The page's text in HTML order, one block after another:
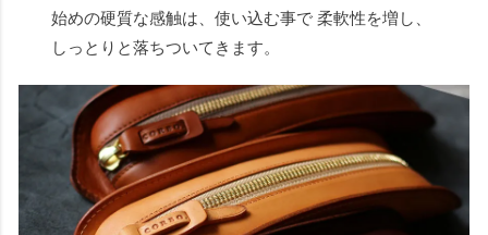
始めの硬質な感触は、使い込む事で 柔軟性を増し、
しっとりと落ちついてきます。